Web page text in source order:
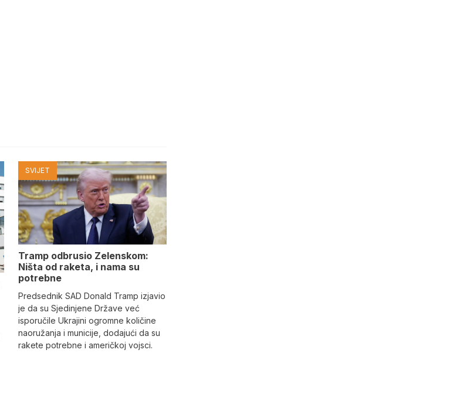
SVIJET
Tramp odbrusio Zelenskom:
Ništa od raketa, i nama su
potrebne
Predsednik SAD Donald Tramp izjavio
je da su Sjedinjene Države već
isporučile Ukrajini ogromne količine
naoružanja i municije, dodajući da su
rakete potrebne i američkoj vojsci.